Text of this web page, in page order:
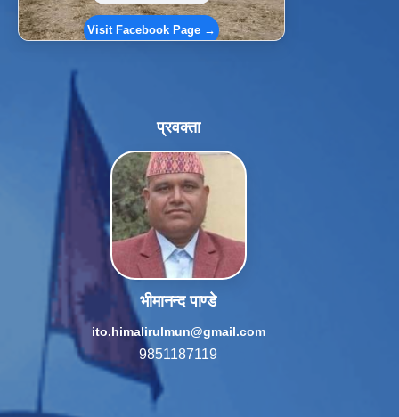
Visit Facebook Page →
प्रवक्ता
भीमानन्द पाण्डे
ito.himalirulmun@gmail.com
9851187119